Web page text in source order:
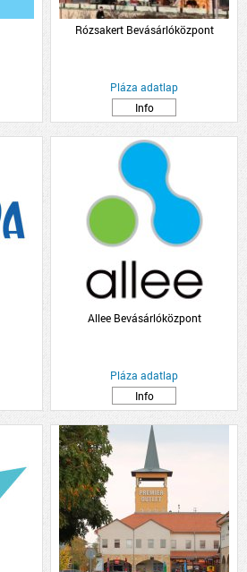
Rózsakert Bevásárlóközpont
Pláza adatlap
Info
Allee Bevásárlóközpont
Pláza adatlap
Info